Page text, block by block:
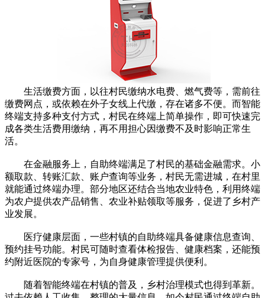
生活缴费方面，以往村民缴纳水电费、燃气费等，需前往
缴费网点，或依赖在外子女线上代缴，存在诸多不便。而智能
终端支持多种支付方式，村民在终端上简单操作，即可快速完
成各类生活费用缴纳，再不用担心因缴费不及时影响正常生
活。
在金融服务上，自助终端满足了村民的基础金融需求。小
额取款、转账汇款、账户查询等业务，村民无需进城，在村里
就能通过终端办理。部分地区还结合当地农业特色，利用终端
为农户提供农产品销售、农业补贴领取等服务，促进了乡村产
业发展。
医疗健康层面，一些村镇的自助终端具备健康信息查询、
预约挂号功能。村民可随时查看体检报告、健康档案，还能预
约附近医院的专家号，为自身健康管理提供便利。
随着智能终端在村镇的普及，乡村治理模式也得到革新。